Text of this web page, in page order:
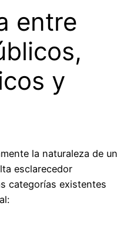
entre
y
la naturaleza de un
esclarecedor
categorías existentes